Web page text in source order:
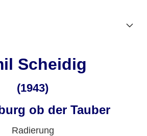
Scheidig
(1943)
ob der Tauber
Radierung